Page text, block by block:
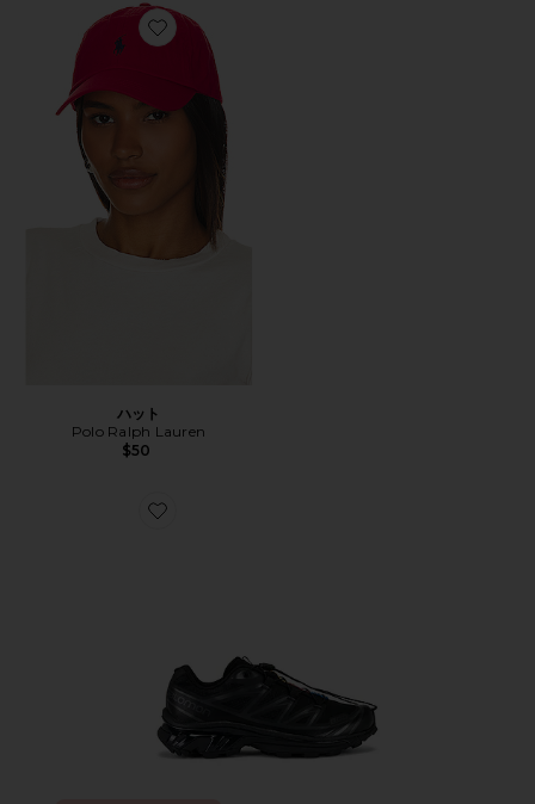
Favorite ハット
ハット
Polo Ralph Lauren
$50
Favorite XT-6 ハイカースニーカー